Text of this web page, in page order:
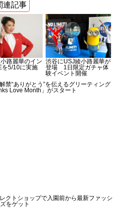
連記事
路麗華のイン
を5/10に実施
渋谷にUSJ綾小路麗華が
登場 1日限定ガチャ体
験イベント開催
禁“ありがとう”を伝えるグリーティング
Love Month」がスタート
クトショップで入園前から最新ファッシ
をゲット